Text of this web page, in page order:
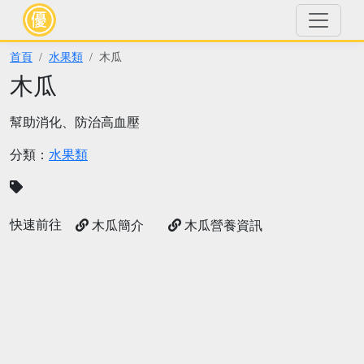
首頁 水果類 木瓜
木瓜
幫助消化、防治高血壓
分類： 水果類
快速前往 木瓜簡介 木瓜營養資訊